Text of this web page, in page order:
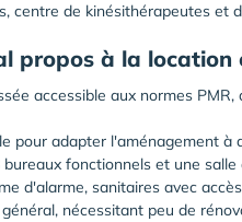
centre de kinésithérapeutes et
propos à la location
accessible aux normes
pour adapter l'aménagement
fonctionnels et une
d'alarme, sanitaires avec
nécessitant peu de